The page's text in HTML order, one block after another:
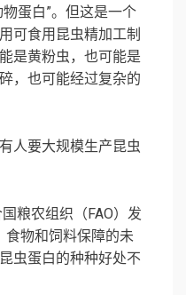
蛋白”。但这是一个
可食用昆虫精加工制
是黄粉虫，也可能是
，也可能经过复杂的
人要大规模生产昆虫
粮农组织（FAO）发
物和饲料保障的未
虫蛋白的种种好处不